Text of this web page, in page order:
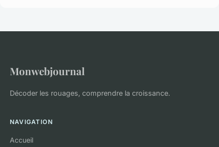
Monwebjournal
Décoder les rouages, comprendre la croissance.
NAVIGATION
Accueil